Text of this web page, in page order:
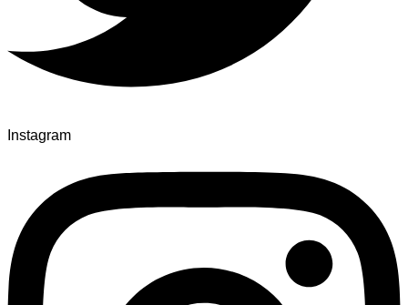
Instagram